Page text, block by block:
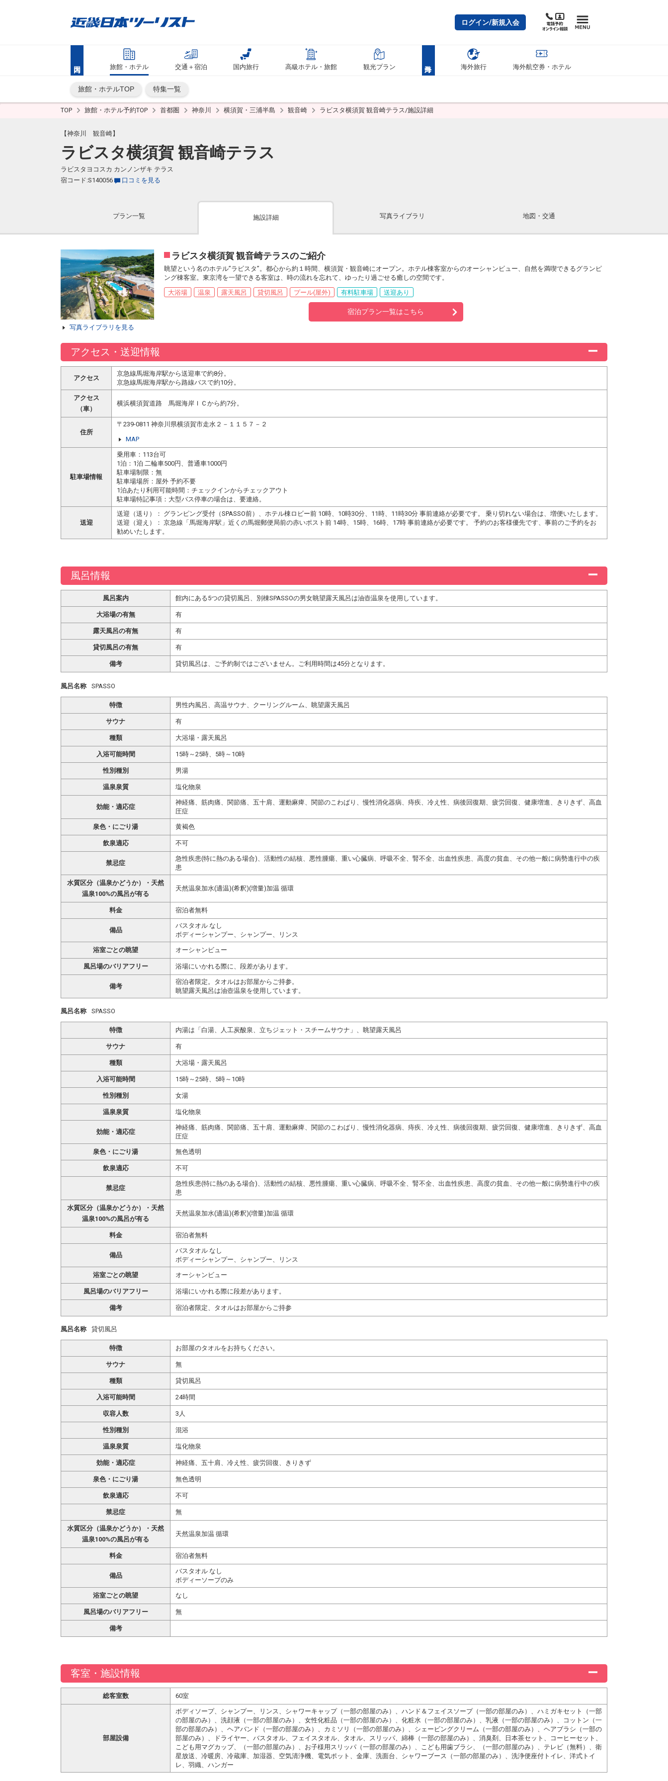
ログイン/新規入会
旅館・ホテル 交通＋宿泊 国内旅行 高級ホテル・旅館 観光プラン 海外旅行 海外航空券・ホテル
旅館・ホテルTOP 特集一覧
TOP 旅館・ホテル予約TOP 首都圏 神奈川 横須賀・三浦半島 観音崎 ラビスタ横須賀 観音崎テラス/施設詳細
【神奈川 観音崎】
ラビスタ横須賀 観音崎テラス
ラビスタヨコスカ カンノンザキ テラス
宿コード:S140056
口コミを見る
プラン一覧 施設詳細 写真ライブラリ 地図・交通
写真ライブラリを見る
ラビスタ横須賀 観音崎テラスのご紹介
眺望という名のホテル”ラビスタ”。都心から約１時間、横須賀・観音崎にオープン。ホテル棟客室からのオーシャンビュー、自然を満喫できるグランピ
ング棟客室。東京湾を一望できる客室は、時の流れを忘れて、ゆったり過ごせる癒しの空間です。
大浴場
温泉 露天風呂 貸切風呂 プール(屋外) 有料駐車場 送迎あり
宿泊プラン一覧はこちら
アクセス・送迎情報
アクセス
京急線馬堀海岸駅から送迎車で約8分。
京急線馬堀海岸駅から路線バスで約10分。
アクセス
（車）
横浜横須賀道路 馬堀海岸ＩＣから約7分。
住所
〒239-0811 神奈川県横須賀市走水２－１１５７－２
MAP
駐車場情報
乗用車：113台可
1泊：1泊 二輪車500円、普通車1000円
駐車場制限：無
駐車場場所：屋外 予約不要
1泊あたり利用可能時間：チェックインからチェックアウト
駐車場特記事項：大型バス停車の場合は、要連絡。
送迎
送迎（送り）： グランピング受付（SPASSO前）、ホテル棟ロビー前 10時、10時30分、11時、11時30分 事前連絡が必要です。 乗り切れない場合は、増便いたします。
送迎（迎え）： 京急線「馬堀海岸駅」近くの馬堀郵便局前の赤いポスト前 14時、15時、16時、17時 事前連絡が必要です。 予約のお客様優先です、事前のご予約をお
勧めいたします。
風呂情報
風呂案内 館内にある5つの貸切風呂、別棟SPASSOの男女眺望露天風呂は油壺温泉を使用しています。
大浴場の有無 有
露天風呂の有無 有
貸切風呂の有無 有
備考 貸切風呂は、ご予約制ではございません。ご利用時間は45分となります。
風呂名称 SPASSO
特徴 男性内風呂、高温サウナ、クーリングルーム、眺望露天風呂
サウナ 有
種類 大浴場・露天風呂
入浴可能時間 15時～25時、5時～10時
性別種別 男湯
温泉泉質 塩化物泉
効能・適応症
神経痛、筋肉痛、関節痛、五十肩、運動麻痺、関節のこわばり、慢性消化器病、痔疾、冷え性、病後回復期、疲労回復、健康増進、きりきず、高血
圧症
泉色・にごり湯 黄褐色
飲泉適応 不可
禁忌症
急性疾患(特に熱のある場合)、活動性の結核、悪性腫瘍、重い心臓病、呼吸不全、腎不全、出血性疾患、高度の貧血、その他一般に病勢進行中の疾
患
水質区分（温泉かどうか）・天然
温泉100%の風呂が有る
天然温泉加水(適温)(希釈)(増量)加温 循環
料金 宿泊者無料
備品
バスタオル なし
ボディーシャンプー、シャンプー、リンス
浴室ごとの眺望 オーシャンビュー
風呂場のバリアフリー 浴場にいかれる際に、段差があります。
備考
宿泊者限定。タオルはお部屋からご持参。
眺望露天風呂は油壺温泉を使用しています。
風呂名称 SPASSO
特徴 内湯は「白湯、人工炭酸泉、立ちジェット・スチームサウナ」、眺望露天風呂
サウナ 有
種類 大浴場・露天風呂
入浴可能時間 15時～25時、5時～10時
性別種別 女湯
温泉泉質 塩化物泉
効能・適応症
神経痛、筋肉痛、関節痛、五十肩、運動麻痺、関節のこわばり、慢性消化器病、痔疾、冷え性、病後回復期、疲労回復、健康増進、きりきず、高血
圧症
泉色・にごり湯 無色透明
飲泉適応 不可
禁忌症
急性疾患(特に熱のある場合)、活動性の結核、悪性腫瘍、重い心臓病、呼吸不全、腎不全、出血性疾患、高度の貧血、その他一般に病勢進行中の疾
患
水質区分（温泉かどうか）・天然
温泉100%の風呂が有る
天然温泉加水(適温)(希釈)(増量)加温 循環
料金 宿泊者無料
備品
バスタオル なし
ボディーシャンプー、シャンプー、リンス
浴室ごとの眺望 オーシャンビュー
風呂場のバリアフリー 浴場にいかれる際に段差があります。
備考 宿泊者限定、タオルはお部屋からご持参
風呂名称 貸切風呂
特徴 お部屋のタオルをお持ちください。
サウナ 無
種類 貸切風呂
入浴可能時間 24時間
収容人数 3人
性別種別 混浴
温泉泉質 塩化物泉
効能・適応症 神経痛、五十肩、冷え性、疲労回復、きりきず
泉色・にごり湯 無色透明
飲泉適応 不可
禁忌症 無
水質区分（温泉かどうか）・天然
温泉100%の風呂が有る
天然温泉加温 循環
料金 宿泊者無料
備品
バスタオル なし
ボディーソープのみ
浴室ごとの眺望 なし
風呂場のバリアフリー 無
備考
客室・施設情報
総客室数 60室
部屋設備
ボディソープ、シャンプー、リンス、シャワーキャップ（一部の部屋のみ）、ハンド＆フェイスソープ（一部の部屋のみ）、ハミガキセット（一部
の部屋のみ）、洗顔液（一部の部屋のみ）、女性化粧品（一部の部屋のみ）、化粧水（一部の部屋のみ）、乳液（一部の部屋のみ）、コットン（一
部の部屋のみ）、ヘアバンド（一部の部屋のみ）、カミソリ（一部の部屋のみ）、シェービングクリーム（一部の部屋のみ）、ヘアブラシ（一部の
部屋のみ）、ドライヤー、バスタオル、フェイスタオル、タオル、スリッパ、綿棒（一部の部屋のみ）、消臭剤、日本茶セット、コーヒーセット、
こども用マグカップ、（一部の部屋のみ）、お子様用スリッパ（一部の部屋のみ）、こども用歯ブラシ、（一部の部屋のみ）、テレビ（無料）、衛
星放送、冷暖房、冷蔵庫、加湿器、空気清浄機、電気ポット、金庫、洗面台、シャワーブース（一部の部屋のみ）、洗浄便座付トイレ、洋式トイ
レ、羽織、ハンガー